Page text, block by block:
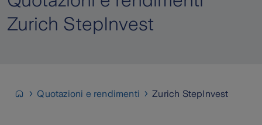
Zurich StepInvest
Quotazioni e rendimenti Zurich StepInvest